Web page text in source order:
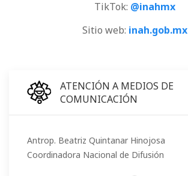
TikTok: @inahmx
Sitio web: inah.gob.mx
ATENCIÓN A MEDIOS DE
COMUNICACIÓN
Antrop. Beatriz Quintanar Hinojosa
Coordinadora Nacional de Difusión